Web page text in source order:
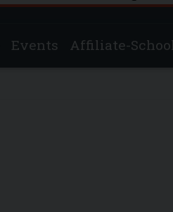
Events Affiliate-